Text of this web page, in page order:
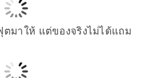
ตมาให้ แต่ของจริงไม่ได้แถม